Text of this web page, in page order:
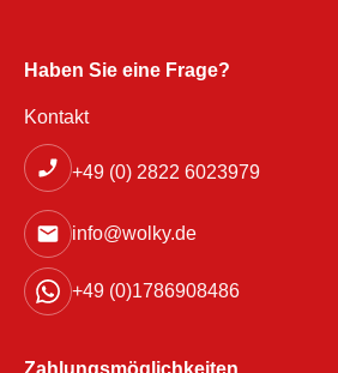
Haben Sie eine Frage?
Kontakt
+49 (0) 2822 6023979
info@wolky.de
+49 (0)1786908486